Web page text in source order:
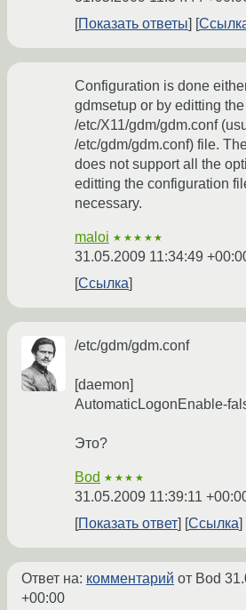
Показать ответы
Configuration is done
gdmsetup or by editting the
/etc/X11/gdm/gdm.conf
/etc/gdm/gdm.conf) file.
does not support all the
editting the configuration
necessary.
maloi ★★★★★
31.05.2009 11:34:49
Ссылка
/etc/gdm/gdm.conf
[daemon]
AutomaticLogonEnable-
Это?
Bod ★★★★
31.05.2009 11:39:11
Показать ответ
Ссылка
Ответ на: комментарий от Bod
+00:00